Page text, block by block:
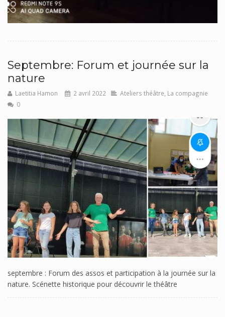
Septembre: Forum et journée sur la
nature
Laetitia Hamon 2 avril 2022 Ateliers théâtre La compagnie
0
septembre : Forum des assos et participation à la journée sur la
nature. Scénette historique pour découvrir le théâtre